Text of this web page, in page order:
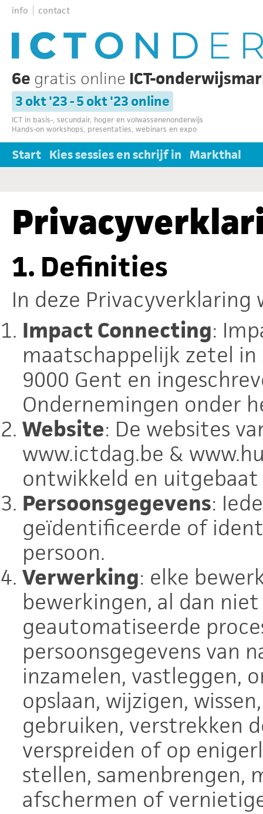
info contact
6e gratis online ICT-
3 okt '23 - 5 okt '23 online
ICT in basis-, secundair, hoger en volwassenenonderwijs
Hands-on workshops, presentaties, webinars en expo
Start Kies sessies en schrijf in Markthal
1. Definities
In deze
Impact Connecting:
maatschappelijk zetel
9000 Gent en
Ondernemingen onder
Website: De websites
www.ictdag.be &
ontwikkeld en
Persoonsgegevens:
geïdentificeerde of
persoon.
Verwerking: elke
bewerkingen, al dan
geautomatiseerde
persoonsgegevens van
inzamelen, vastleggen,
opslaan, wijzigen,
gebruiken, verstrekken
verspreiden of op
stellen, samenbrengen,
afschermen of